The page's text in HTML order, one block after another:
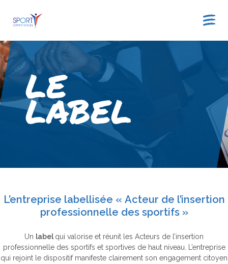
LE
LABEL
L’entreprise labellisée « Acteur de l’insertion
professionnelle des sportifs »
Un label qui valorise et réunit les Acteurs de l’insertion
professionnelle des sportifs et sportives de haut niveau. L’entreprise
qui rejoint le dispositif manifeste clairement son engagement citoyen